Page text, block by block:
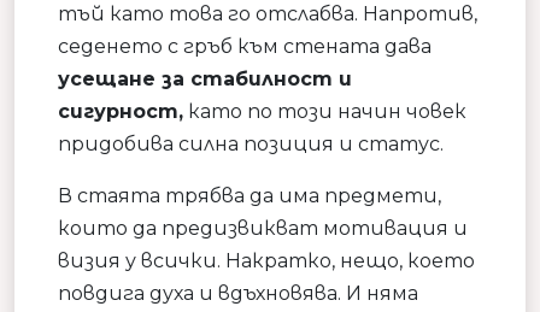
тъй като това го отслабва. Напротив,
седенето с гръб към стената дава
усещане за стабилност и
сигурност, като по този начин човек
придобива силна позиция и статус.
В стаята трябва да има предмети,
които да предизвикват мотивация и
визия у всички. Накратко, нещо, което
повдига духа и вдъхновява. И няма